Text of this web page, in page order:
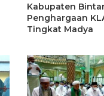
Kabupaten
Penghargaan
Tingkat Madya